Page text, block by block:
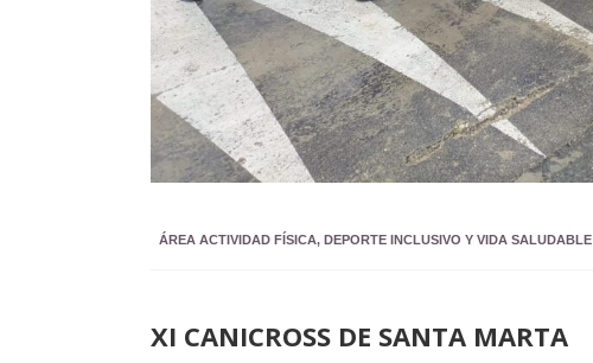
ÁREA ACTIVIDAD FÍSICA, DEPORTE INCLUSIVO Y VIDA SALUDABLE
XI CANICROSS DE SANTA MARTA